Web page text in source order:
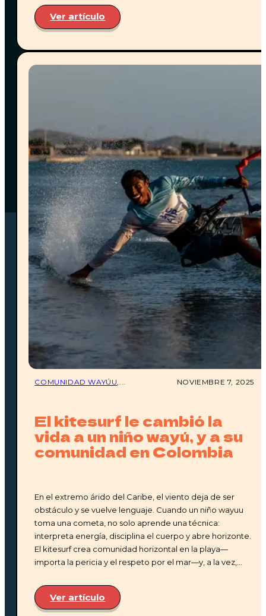
Ver artículo
COMUNIDAD WAYÚU,... NOVIEMBRE 7, 2025
El kitesurf le cambió la
vida a un niño wayú, y a su
comunidad en Colombia
En el extremo árido del Caribe, el viento deja de ser
obstáculo y se vuelve lenguaje. Cuando un niño wayuu
toma una cometa, no solo aprende una técnica:
interpreta energía, disciplina el cuerpo y abre horizonte.
El kitesurf crea comunidad horizontal en la playa—
importa la pericia y el respeto por el mar—y, a la vez,…
Ver artículo
queremos ser lo más justos posible contigo y con
nuestro equipo. Por eso, estas son nuestras
condiciones:
•⁠ ⁠Cancelaciones conmás de 15 díasde anticipación:
reembolso completo.
Suscríbete
Menú
Hospedaje Restaurante Kitesurf
Nosotros